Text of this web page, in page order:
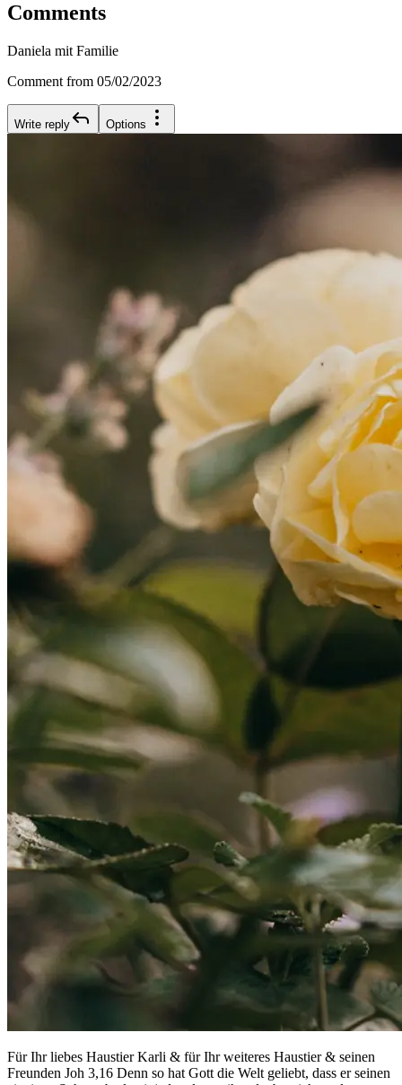
Comments
Daniela mit Familie
Comment from 05/02/2023
Write reply Options
Für Ihr liebes Haustier Karli & für Ihr weiteres Haustier & seinen
Freunden Joh 3,16 Denn so hat Gott die Welt geliebt, dass er seinen